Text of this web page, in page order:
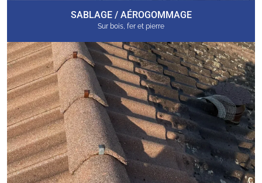
SABLAGE / AÉROGOMMAGE
Sur bois, fer et pierre